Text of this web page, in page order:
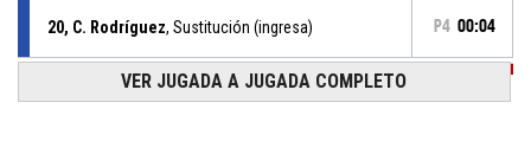
20, C. Rodríguez, Sustitución (ingresa) P4 00:04
5, T. Jones , Falta recibida
VER JUGADA A JUGADA COMPLETO